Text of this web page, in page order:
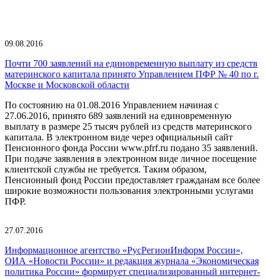
09.08.2016
Почти 700 заявлений на единовременную выплату из средств
материнского капитала принято Управлением ПФР № 40 по г.
Москве и Московской области
По состоянию на 01.08.2016 Управлением начиная с
27.06.2016, принято 689 заявлений на единовременную
выплату в размере 25 тысяч рублей из средств материнского
капитала. В электронном виде через официальный сайт
Пенсионного фонда России www.pfrf.ru подано 35 заявлений.
При подаче заявления в электронном виде личное посещение
клиентской службы не требуется. Таким образом,
Пенсионный фонд России предоставляет гражданам все более
широкие возможности пользования электронными услугами
ПФР.
27.07.2016
Информационное агентство «РусРегионИнформ России»,
ОИА «Новости России» и редакция журнала «Экономическая
политика России» формирует специализированный интернет-